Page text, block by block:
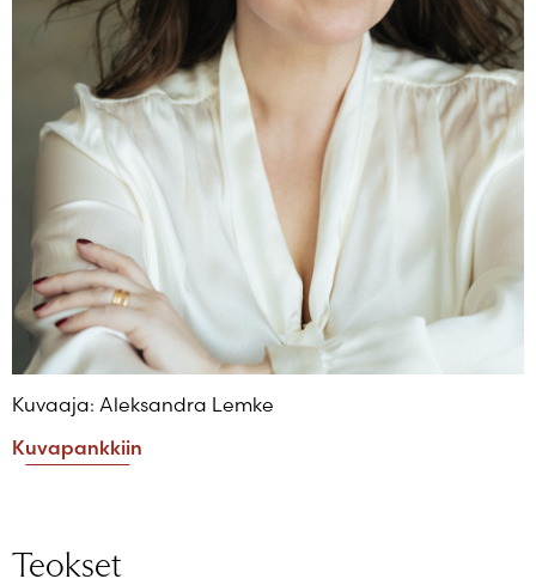
Kuvaaja: Aleksandra Lemke
Kuvapankkiin
Teokset